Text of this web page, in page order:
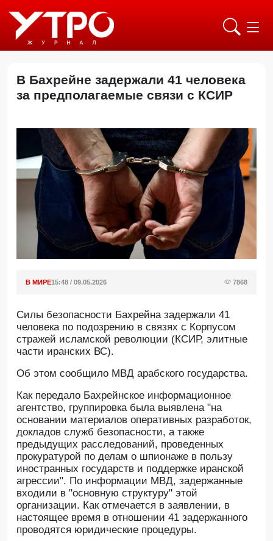
В Бахрейне задержали 41 человека
за предполагаемые связи с КСИР
В МИРЕ15:48 / 09.05.2026 7868
Силы безопасности Бахрейна задержали 41
человека по подозрению в связях с Корпусом
стражей исламской революции (КСИР, элитные
части иранских ВС).
Oб этом сообщило МВД арабского государства.
Как передало Бахрейнское информационное
агентство, группировка была выявлена "на
основании материалов оперативных разработок,
докладов служб безопасности, а также
предыдущих расследований, проведенных
прокуратурой по делам о шпионаже в пользу
иностранных государств и поддержке иранской
агрессии". По информации МВД, задержанные
входили в "основную структуру" этой
организации. Как отмечается в заявлении, в
настоящее время в отношении 41 задержанного
проводятся юридические процедуры.